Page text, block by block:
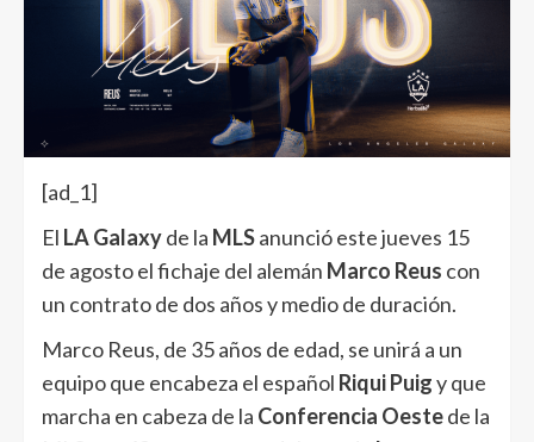
[ad_1]
El LA Galaxyde la MLSanunció este jueves 15
de agosto el fichaje del alemán Marco Reus con
un contrato de dos años y medio de duración.
Marco Reus, de 35 años de edad, se unirá a un
equipo que encabeza el español Riqui Puigy que
marcha en cabeza de la Conferencia Oestede la